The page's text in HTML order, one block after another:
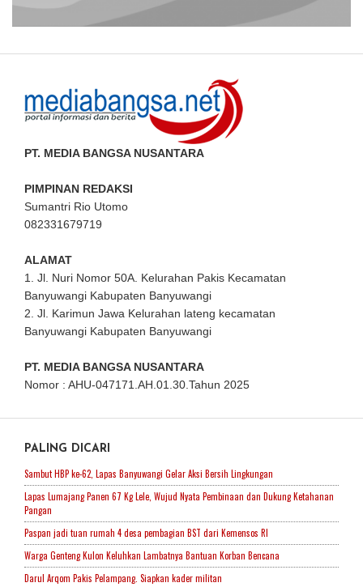
PT. MEDIA BANGSA NUSANTARA
PIMPINAN REDAKSI
Sumantri Rio Utomo
082331679719
ALAMAT
1. Jl. Nuri Nomor 50A. Kelurahan Pakis Kecamatan
Banyuwangi Kabupaten Banyuwangi
2. Jl. Karimun Jawa Kelurahan lateng kecamatan
Banyuwangi Kabupaten Banyuwangi
PT. MEDIA BANGSA NUSANTARA
Nomor : AHU-047171.AH.01.30.Tahun 2025
PALING DICARI
Sambut HBP ke-62, Lapas Banyuwangi Gelar Aksi Bersih Lingkungan
Lapas Lumajang Panen 67 Kg Lele, Wujud Nyata Pembinaan dan Dukung Ketahanan
Pangan
Paspan jadi tuan rumah 4 desa pembagian BST dari Kemensos RI
Warga Genteng Kulon Keluhkan Lambatnya Bantuan Korban Bencana
Darul Arqom Pakis Pelampang. Siapkan kader militan